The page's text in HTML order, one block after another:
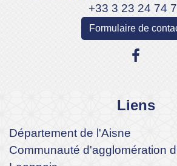
+33 3 23 24 74
Formulaire de
Liens
Département de l'Aisne
Communauté d'agglomération